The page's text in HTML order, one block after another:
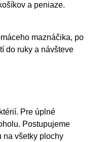
a peniaze.
maznáčika, po
do ruky a návšteve
Pre úplné
Postupujeme
na všetky plochy